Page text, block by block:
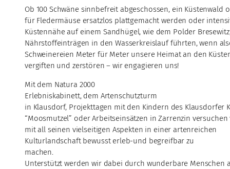
Ob 100 Schwäne sinnbefreit abgeschossen, ein Küstenwald
für Fledermäuse ersatzlos plattgemacht werden oder
Küstennähe auf einem Sandhügel, wie dem Polder
Nährstoffeinträgen in den Wasserkreislauf führten, wenn
Schweinereien Meter für Meter unsere Heimat an den
vergiften und zerstören – wir engagieren uns!
Mit dem Natura 2000
Erlebniskabinett, dem Artenschutzturm
in Klausdorf, Projekttagen mit den Kindern des Klausdorfer
“Moosmutzel” oder Arbeitseinsätzen in Zarrenzin versuchen
mit all seinen vielseitigen Aspekten in einer artenreichen
Kulturlandschaft bewusst erleb-und begreifbar zu
machen.
Unterstützt werden wir dabei durch wunderbare Menschen